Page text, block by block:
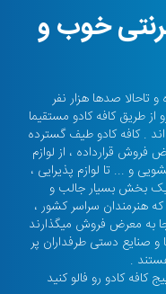
خوب و
شما بوده و تاحالا صدها هزار نفر
طریق کافه کادو مستقیما
اند . کافه کادو طیف گسترده
قرارداده ، از لوازم
و ... تا لوازم پذیرایی ،
یک بخش بسیار جالب و
هنرمندان سراسر کشور ،
به معرض فروش میگذارند
و صنایع دستی طرفداران پر
.
کافه کادو رو فالو کنید